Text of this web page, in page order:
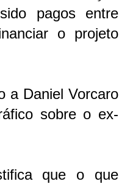
pagos entre
o projeto
a Daniel Vorcaro
sobre o ex-
que o que